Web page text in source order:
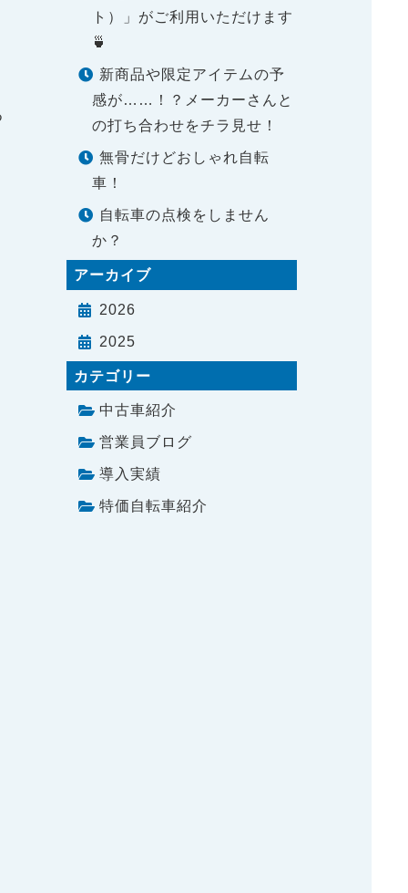
ト）」がご利用いただけます
🍵
新商品や限定アイテムの予
感が……！？メーカーさんと
の打ち合わせをチラ見せ！
無骨だけどおしゃれ自転
車！
自転車の点検をしません
か？
アーカイブ
2026
2025
カテゴリー
中古車紹介
営業員ブログ
導入実績
特価自転車紹介